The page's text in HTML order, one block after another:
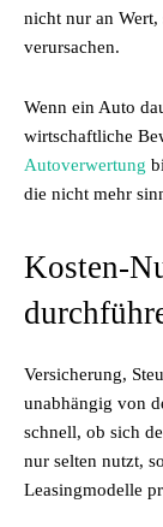
nicht nur an Wert,
verursachen.
Wenn ein Auto
wirtschaftliche
Autoverwertung
die nicht mehr
Kosten-
Versicherung,
unabhängig von
schnell, ob sich
nur selten nutzt,
Leasingmodelle